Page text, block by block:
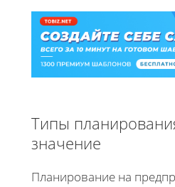
Типы
значение
Планирование на